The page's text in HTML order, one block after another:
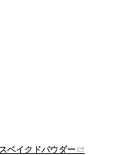
ベイクドパウダー